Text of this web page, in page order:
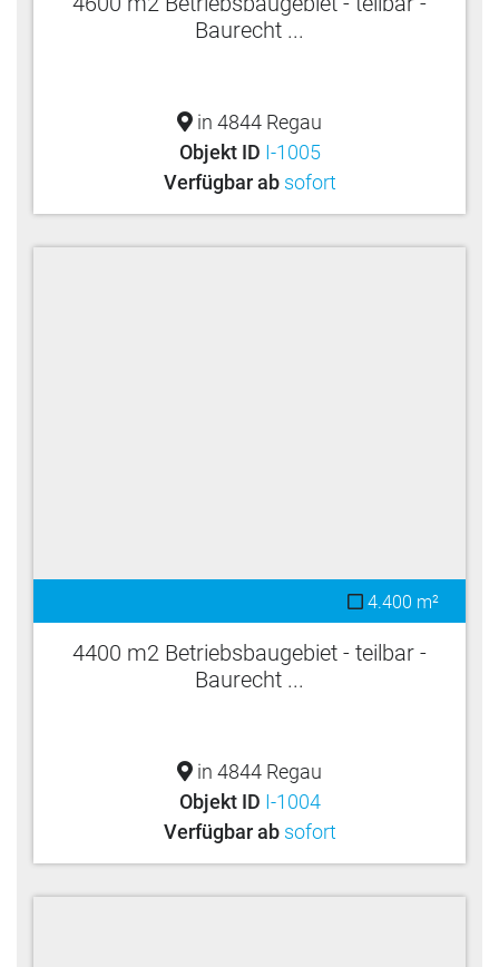
Baurecht ...
in 4844 Regau
Objekt ID I-1005
Verfügbar ab sofort
4.400 m²
4400 m2 Betriebsbaugebiet - teilbar -
Baurecht ...
in 4844 Regau
Objekt ID I-1004
Verfügbar ab sofort